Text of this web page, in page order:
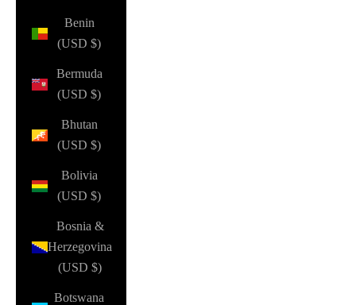
Benin
(USD $)
Bermuda
(USD $)
Bhutan
(USD $)
Bolivia
(USD $)
Bosnia &
Herzegovina
(USD $)
Botswana